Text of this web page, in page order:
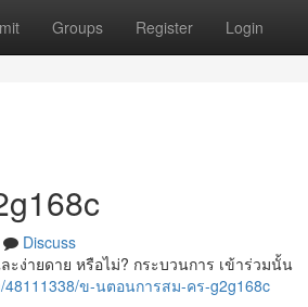
Groups Register Login
Discuss
ะง่ายดาย หรือไม่? กระบวนการ เข้าร่วมนั้น
48111338/ข-นตอนการสม-คร-g2g168c